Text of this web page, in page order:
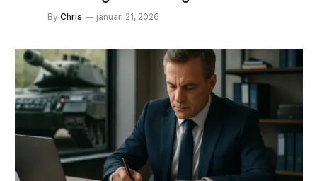
By Chris januari 21, 2026